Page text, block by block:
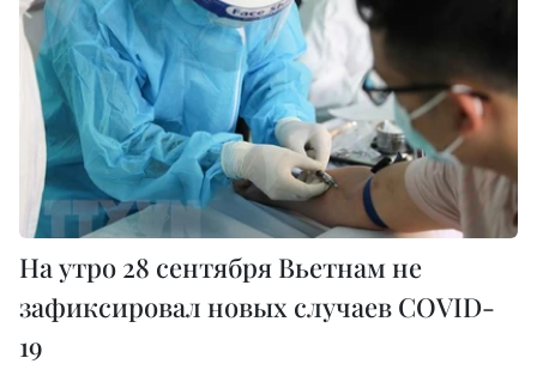
На утро 28 сентября Вьетнам не
зафиксировал новых случаев COVID-
19